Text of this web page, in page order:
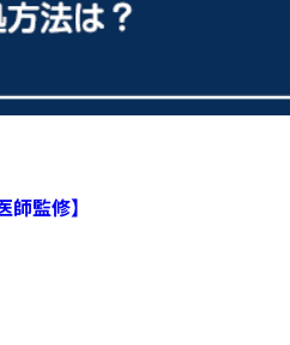
師監修】